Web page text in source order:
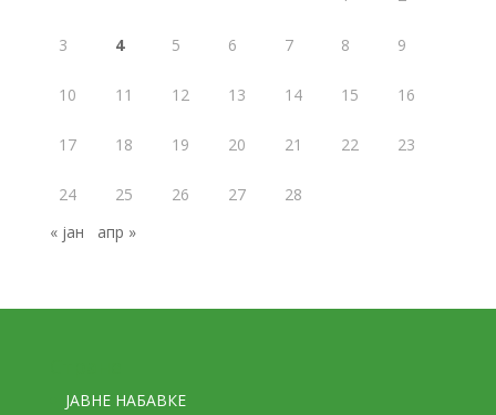
3 4 5 6 7 8 9
10 11 12 13 14 15 16
17 18 19 20 21 22 23
24 25 26 27
28
« јан
апр »
ЈАВНЕ НАБАВКЕ